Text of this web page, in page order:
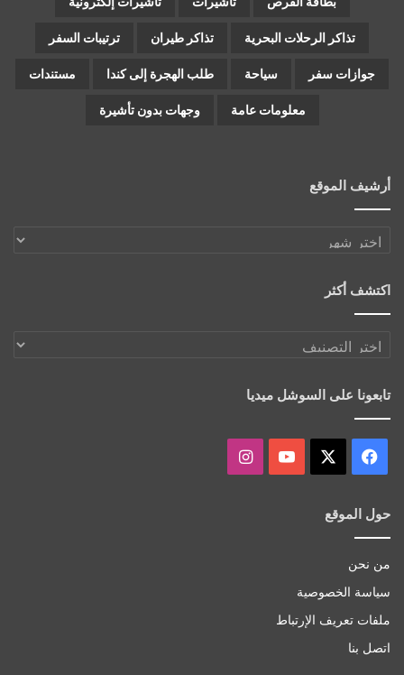
تذاكر الرحلات البحرية تذاكر طيران ترتيبات السفر
جوازات سفر سياحة طلب الهجرة إلى كندا مستندات
معلومات عامة وجهات بدون تأشيرة
أرشيف الموقع
أرشيف
اكتشف أكثر
اكتشف
تابعونا على السوشل ميديا
فيسبوك ‫YouTubeانستقرام
حول الموقع
من نحن
سياسة الخصوصية
ملفات تعريف الإرتباط
اتصل بنا